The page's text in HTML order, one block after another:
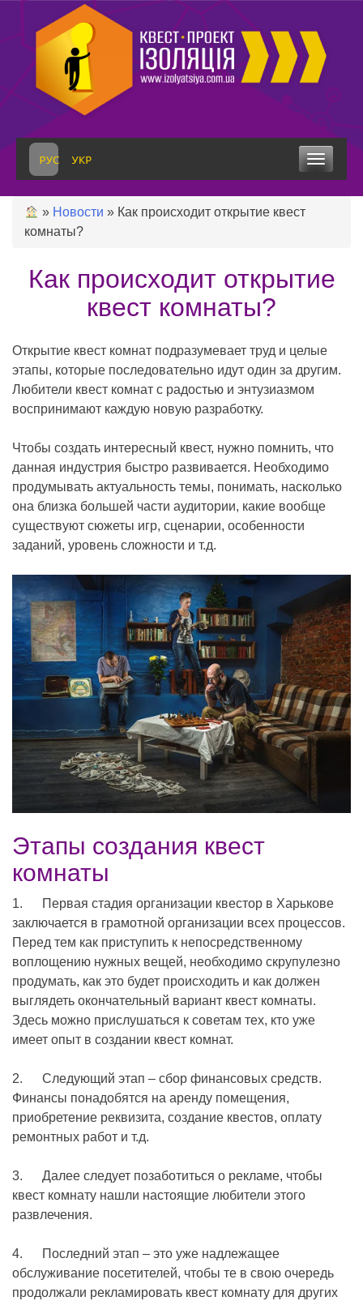
content
Toggle
navigation
» Новости » Как происходит открытие квест
комнаты?
Как происходит открытие
квест комнаты?
Открытие квест комнат подразумевает труд и целые
этапы, которые последовательно идут один за другим.
Любители квест комнат с радостью и энтузиазмом
воспринимают каждую новую разработку.
Чтобы создать интересный квест, нужно помнить, что
данная индустрия быстро развивается. Необходимо
продумывать актуальность темы, понимать, насколько
она близка большей части аудитории, какие вообще
существуют сюжеты игр, сценарии, особенности
заданий, уровень сложности и т.д.
Этапы создания квест
комнаты
1. Первая стадия организации квестор в Харькове
заключается в грамотной организации всех процессов.
Перед тем как приступить к непосредственному
воплощению нужных вещей, необходимо скрупулезно
продумать, как это будет происходить и как должен
выглядеть окончательный вариант квест комнаты.
Здесь можно прислушаться к советам тех, кто уже
имеет опыт в создании квест комнат.
2. Следующий этап – сбор финансовых средств.
Финансы понадобятся на аренду помещения,
приобретение реквизита, создание квестов, оплату
ремонтных работ и т.д.
3. Далее следует позаботиться о рекламе, чтобы
квест комнату нашли настоящие любители этого
развлечения.
4. Последний этап – это уже надлежащее
обслуживание посетителей, чтобы те в свою очередь
продолжали рекламировать квест комнату для других